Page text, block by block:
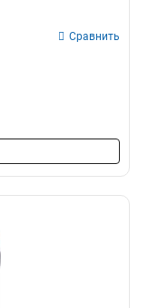
Сравнить